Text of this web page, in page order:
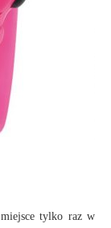
tylko raz w